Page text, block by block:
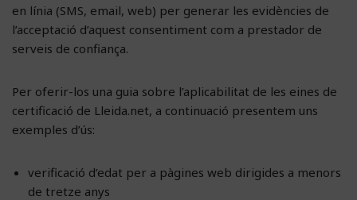
en línia (SMS, email, web) per generar les evidències de
l’acceptació d’aquest consentiment com a prestador de
serveis de confiança.
Per oferir-los una guia sobre l’aplicabilitat de les eines de
certificació de Lleida.net, a continuació presentem uns
exemples d’ús:
verificació d’edat per a pàgines web dirigides a menors
de tretze anys